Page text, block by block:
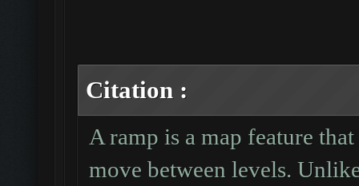
##<.#
#####
#####
Citation :
A ramp is a map feature
move between levels.